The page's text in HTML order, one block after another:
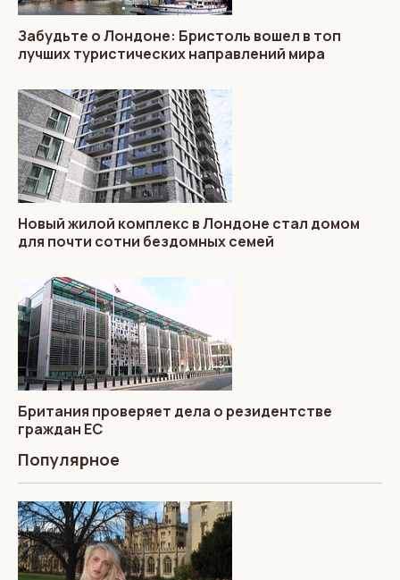
Забудьте о Лондоне: Бристоль вошел в топ
лучших туристических направлений мира
Новый жилой комплекс в Лондоне стал домом
для почти сотни бездомных семей
Британия проверяет дела о резидентстве
граждан ЕС
Популярное